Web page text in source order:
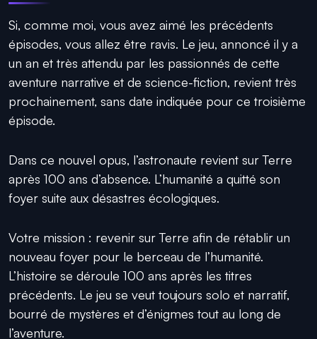
Si, comme moi, vous avez aimé les précédents
épisodes, vous allez être ravis. Le jeu, annoncé il y a
un an et très attendu par les passionnés de cette
aventure narrative et de science-fiction, revient très
prochainement, sans date indiquée pour ce troisième
épisode.
Dans ce nouvel opus, l’astronaute revient sur Terre
après 100 ans d’absence. L’humanité a quitté son
foyer suite aux désastres écologiques.
Votre mission : revenir sur Terre afin de rétablir un
nouveau foyer pour le berceau de l’humanité.
L’histoire se déroule 100 ans après les titres
précédents. Le jeu se veut toujours solo et narratif,
bourré de mystères et d’énigmes tout au long de
l’aventure.